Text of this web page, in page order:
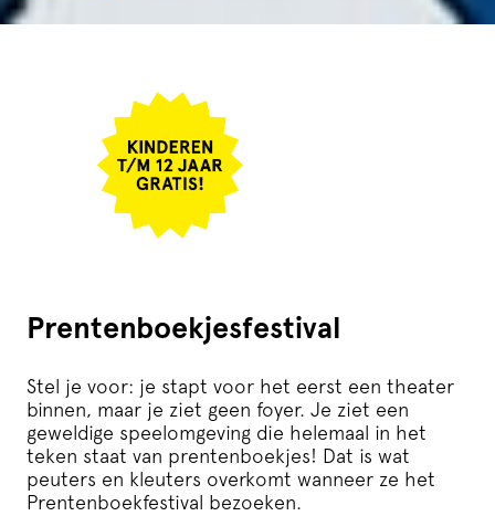
Prentenboekjesfestival
Stel je voor: je stapt voor het eerst een theater
binnen, maar je ziet geen foyer. Je ziet een
geweldige speelomgeving die helemaal in het
teken staat van prentenboekjes! Dat is wat
peuters en kleuters overkomt wanneer ze het
Prentenboekfestival bezoeken.